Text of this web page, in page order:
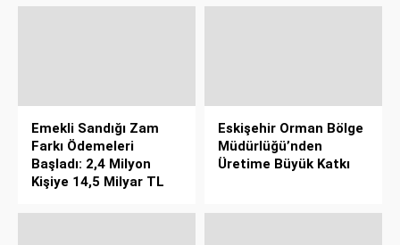
Emekli Sandığı Zam
Farkı Ödemeleri
Başladı: 2,4 Milyon
Kişiye 14,5 Milyar TL
Eskişehir Orman Bölge
Müdürlüğü’nden
Üretime Büyük Katkı